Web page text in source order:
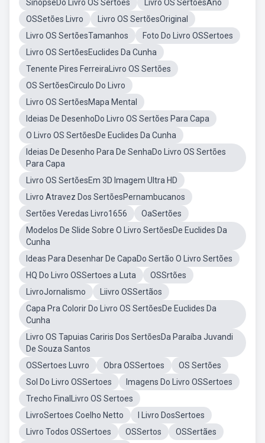
SinopseDo Livro OS Sertões
Livro OS SertõesAno
OSSetões Livro
Livro OS SertõesOriginal
Livro OS SertõesTamanhos
Foto Do Livro OSSertoes
Livro OS SertõesEuclides Da Cunha
Tenente Pires FerreiraLivro OS Sertões
OS SertõesCirculo Do Livro
Livro OS SertõesMapa Mental
Ideias De DesenhoDo Livro OS Sertões Para Capa
O Livro OS SertõesDe Euclides Da Cunha
Ideias De Desenho Para De SenhaDo Livro OS Sertões
Para Capa
Livro OS SertõesEm 3D Imagem Ultra HD
Livro Atravez Dos SertõesPernambucanos
Sertões Veredas Livro1656
OaSertões
Modelos De Slide Sobre O Livro SertõesDe Euclides Da
Cunha
Ideas Para Desenhar De CapaDo Sertão O Livro Sertões
HQ Do Livro OSSertoes a Luta
OSSrtões
LivroJornalismo
Liivro OSSertãos
Capa Pra Colorir Do Livro OS SertõesDe Euclides Da
Cunha
Livro OS Tapuias Cariris Dos SertõesDa Paraíba Juvandi
De Souza Santos
OSSertoes Luvro
Obra OSSertoes
OS Sertões
Sol Do Livro OSSertoes
Imagens Do Livro OSSertoes
Trecho FinalLivro OS Sertoes
LivroSertoes Coelho Netto
I Livro DosSertoes
Livro Todos OSSertoes
OSSertos
OSSertães